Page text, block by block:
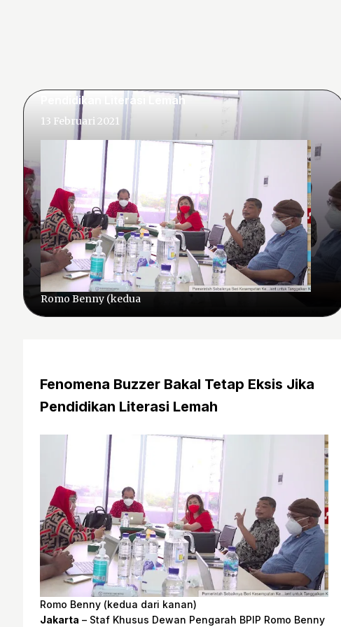
Pendidikan Literasi Lemah
13 Februari 2021
Romo Benny (kedua
Fenomena Buzzer Bakal Tetap Eksis Jika
Pendidikan Literasi Lemah
Romo Benny (kedua dari kanan)
Jakarta – Staf Khusus Dewan Pengarah BPIP Romo Benny